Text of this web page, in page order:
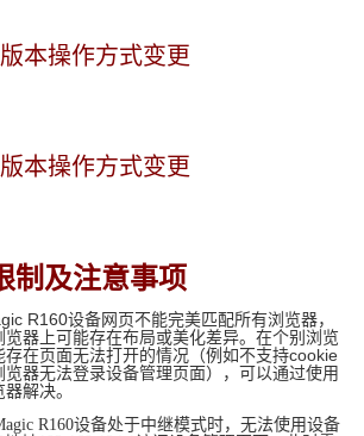
本操作方式变更
本操作方式变更
制及注意事项
R160设备网页不能完美匹配所有浏览器，
览器上可能存在布局或美化差异。在个别浏览
存在页面无法打开的情况（例如不支持cookie
览器无法登录设备管理页面），可以通过使用
解决。
R160设备处于中继模式时，无法使用设备